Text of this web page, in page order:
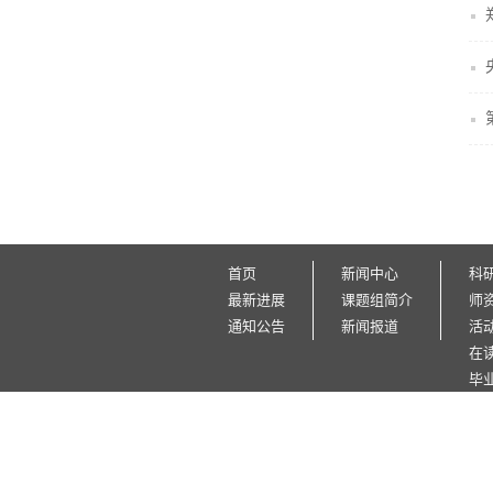
首页
最新进展
通知公告
新闻中心
课题组简介
新闻报道
科
师
活
在
毕